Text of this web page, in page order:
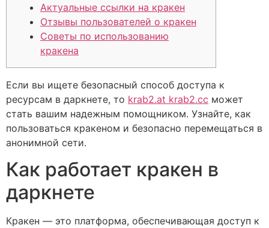
Актуальные ссылки на кракен
Отзывы пользователей о кракен
Советы по использованию
кракена
Если вы ищете безопасный способ доступа к
ресурсам в даркнете, то krab2.at krab2.cc может
стать вашим надежным помощником. Узнайте, как
пользоваться кракеном и безопасно перемещаться в
анонимной сети.
Как работает кракен в
даркнете
Кракен — это платформа, обеспечивающая доступ к